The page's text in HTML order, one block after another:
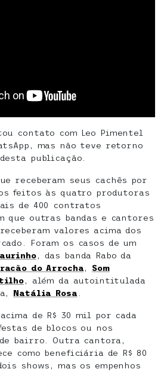
contato com Leo Pimentel
mas não teve retorno
publicação.
receberam seus cachês por
feitos às quatro produtoras
de 400 contratos
que outras bandas e cantores
valores acima dos
Foram os casos de um
, das banda Rabo da
do Arrocha, Som
, além da autointitulada
Natália Rosa
de R$ 30 mil por cada
de blocos ou nos
de bairro. Outra cantora,
como beneficiária de R$ 80
shows, mas os empenhos